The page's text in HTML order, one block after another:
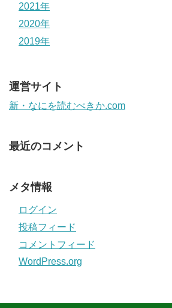
2021年
2020年
2019年
運営サイト
新・なにを読むべきか.com
最近のコメント
メタ情報
ログイン
投稿フィード
コメントフィード
WordPress.org